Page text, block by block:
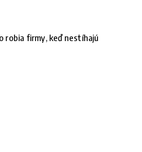
robia firmy, keď nestíhajú